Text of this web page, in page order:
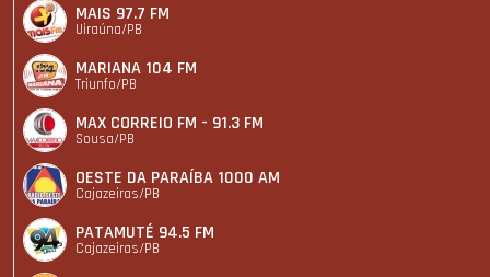
MAIS 97.7 FM
Uiraúna/PB
MARIANA 104 FM
Triunfo/PB
MAX CORREIO FM - 91.3 FM
Sousa/PB
OESTE DA PARAÍBA 1000 AM
Cajazeiras/PB
PATAMUTÉ 94.5 FM
Cajazeiras/PB